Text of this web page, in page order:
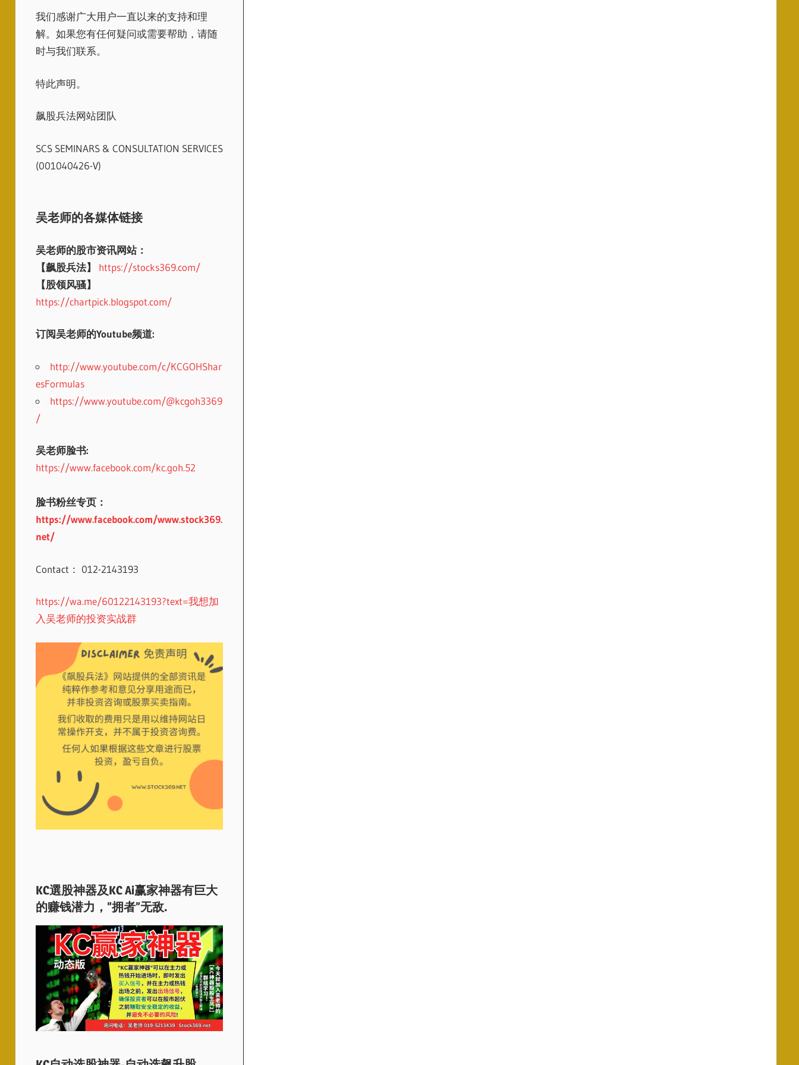
我们感谢广大用户一直以来的支持和理
解。如果您有任何疑问或需要帮助，请随
时与我们联系。
特此声明。
飙股兵法网站团队
SCS SEMINARS & CONSULTATION SERVICES
(001040426-V)
吴老师的各媒体链接
吴老师的股市资讯网站：
【飙股兵法】
https://stocks369.com/
【股领风骚】
https://chartpick.blogspot.com/
订阅吴老师的Youtube频道:
http://www.youtube.com/c/KCGOHShar
esFormulas
https://www.youtube.com/@kcgoh3369
/
吴老师脸书:
https://www.facebook.com/kc.goh.52
脸书粉丝专页：
https://www.facebook.com/www.stock369.
net/
Contact： 012-2143193
https://wa.me/60122143193?text=我想加
入吴老师的投资实战群
KC選股神器及KC Ai赢家神器有巨大
的赚钱潜力，”拥者”无敌.